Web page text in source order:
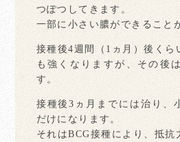
つぽつしてきます。
一部に小さい膿ができること
接種後4週間（1ヵ月）後くら
も強くなりますが、その後
す。
接種後3ヵ月までには治り、
だけになります。
それはBCG接種により、抵抗